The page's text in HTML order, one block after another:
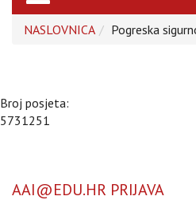
Toggle
navigation
NASLOVNICA Pogreska
Broj posjeta:
5731251
AAI@EDU.HR PRIJAVA